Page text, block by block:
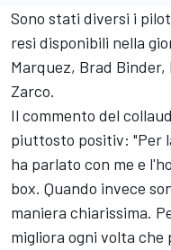
Sono stati diversi i
resi disponibili nella
Marquez, Brad Binder,
Zarco.
Il commento del
piuttosto positiv: "Per
ha parlato con me e
box. Quando invece
maniera chiarissima.
migliora ogni volta che